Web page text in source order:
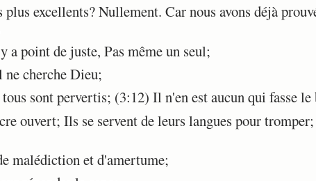
excellents? Nullement. Car nous avons déjà
point de juste, Pas même un seul;
cherche Dieu;
sont pervertis; (3:12) Il n'en est aucun qui fasse
ouvert; Ils se servent de leurs langues pour
malédiction et d'amertume;